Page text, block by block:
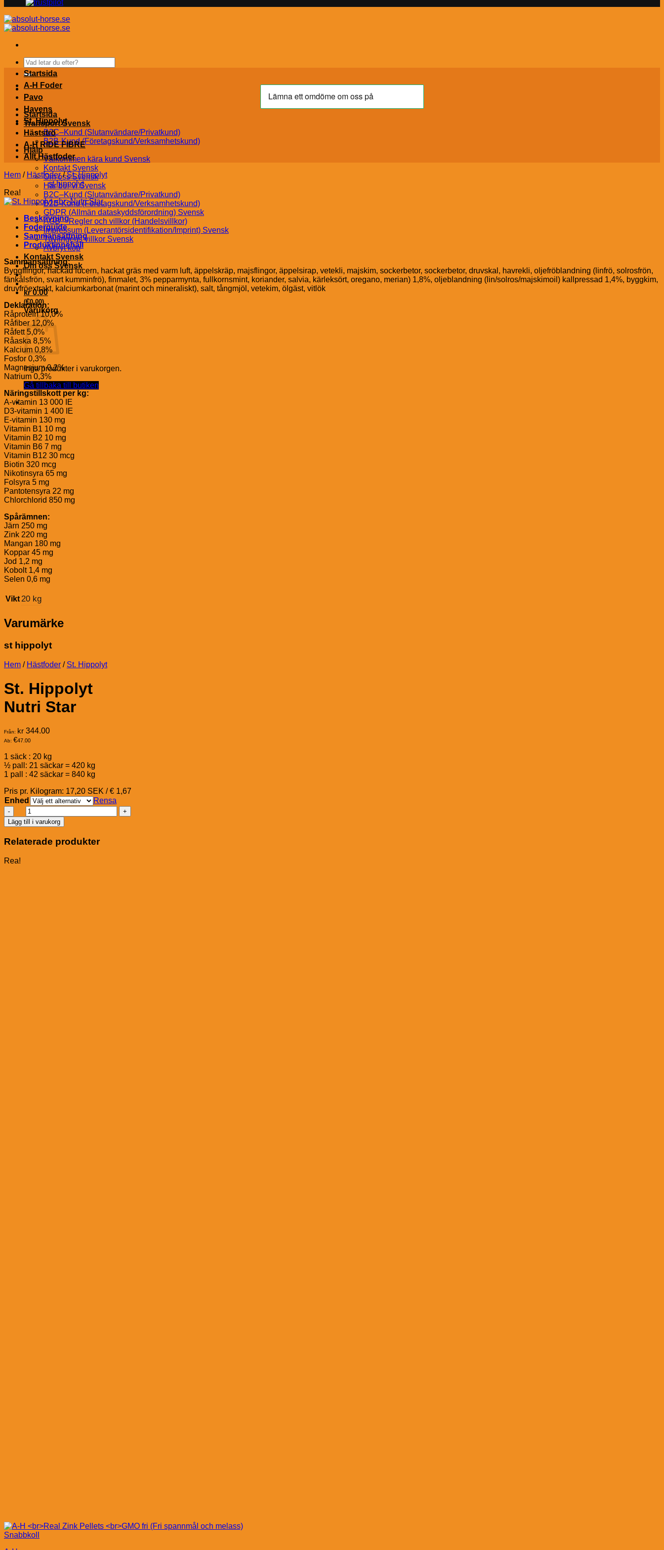
Sök
efter:
Startsida
Transport Svensk
B2C–Kund (Slutanvändare/Privatkund)
B2B-Kund (Företagskund/Verksamhetskund)
Hjälp
Välkommen kära kund Svensk
Kontakt Svensk
Om oss Svensk
Här bor vi Svensk
B2C–Kund (Slutanvändare/Privatkund)
B2B-Kund (Företagskund/Verksamhetskund)
GDPR (Allmän dataskyddsförordning) Svensk
AGB – Regler och villkor (Handelsvillkor)
Impressum (Leverantörsidentifikation/Imprint) Svensk
Tävlingens villkor Svensk
Avbryt köp
Kontakt Svensk
Om oss Svensk
kr0.00
(€0.00)
Varukorg
Inga produkter i varukorgen.
Gå tillbaka till butiken
Startsida
A-H Foder
Pavo
Havens
St. Hippolyt
Hästströ
A-H RIDE FIBRE
Allt Hästfoder
Hem / Hästfoder / St. Hippolyt
st hippolyt
Rea!
Beskrivning
Foderguide
Sammansättning
Produktinnehåll
Sammansättning:
Byggflingor, hackad lucern, hackat gräs med varm luft, äppelskräp, majsflingor, äppelsirap, vetekli, majskim, sockerbetor, sockerbetor, druvskal, havrekli, oljefröblandning (linfrö, solrosfrön,
fänkålsfrön, svart kumminfrö), finmalet, 3% pepparmynta, fullkornsmint, koriander, salvia, kärleksört, oregano, merian) 1,8%, oljeblandning (lin/solros/majskimoil) kallpressad 1,4%, byggkim,
druvfröextrakt, kalciumkarbonat (marint och mineraliskt), salt, tångmjöl, vetekim, ölgäst, vitlök
Deklaration:
Råprotein 10,0%
Råfiber 12,0%
Råfett 5,0%
Råaska 8,5%
Kalcium 0,8%
Fosfor 0,3%
Magnesium 0,2%
Natrium 0,3%
Näringstillskott per kg:
A-vitamin 13 000 IE
D3-vitamin 1 400 IE
E-vitamin 130 mg
Vitamin B1 10 mg
Vitamin B2 10 mg
Vitamin B6 7 mg
Vitamin B12 30 mcg
Biotin 320 mcg
Nikotinsyra 65 mg
Folsyra 5 mg
Pantotensyra 22 mg
Chlorchlorid 850 mg
Spårämnen:
Järn 250 mg
Zink 220 mg
Mangan 180 mg
Koppar 45 mg
Jod 1,2 mg
Kobolt 1,4 mg
Selen 0,6 mg
Vikt20 kg
Varumärke
st hippolyt
Hem / Hästfoder / St. Hippolyt
St. Hippolyt
Nutri Star
Från: kr 344.00
Ab: €47.00
1 säck : 20 kg
½ pall: 21 säckar = 420 kg
1 pall : 42 säckar = 840 kg
Pris pr. Kilogram: 17,20 SEK / € 1,67
Enhed
Rensa
Hippolyt
Nutri
Star
mängd
Lägg till i varukorg
Relaterade produkter
Rea!
Snabbkoll